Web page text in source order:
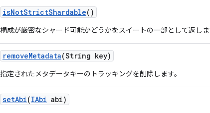
isNotStrictShardable()
構成が厳密なシャード可能かどうかをスイートの一部として返しま
removeMetadata(String key)
指定されたメタデータキーのトラッキングを削除します。
setAbi(IAbi abi)